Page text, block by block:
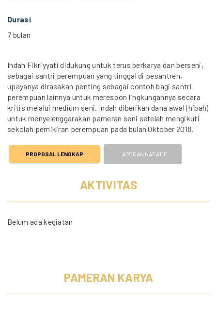
Durasi
7 bulan
Indah Fikriyyati didukung untuk terus berkarya dan berseni,
sebagai santri perempuan yang tinggal di pesantren,
upayanya dirasakan penting sebagai contoh bagi santri
perempuan lainnya untuk merespon lingkungannya secara
kritis melalui medium seni. Indah diberikan dana awal (hibah)
untuk menyelenggarakan pameran seni setelah mengikuti
sekolah pemikiran perempuan pada bulan Oktober 2018.
PROPOSAL LENGKAP LAPORAN NARATIF
AKTIVITAS
Belum ada kegiatan
PAMERAN KARYA